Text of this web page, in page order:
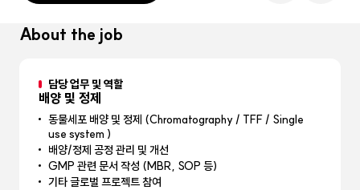
About the job
담당 업무 및 역할
배양 및 정제
동물세포 배양 및 정제 (Chromatography / TFF / Single
use system )
배양/정제 공정 관리 및 개선
GMP 관련 문서 작성 (MBR, SOP 등)
기타 글로벌 프로젝트 참여